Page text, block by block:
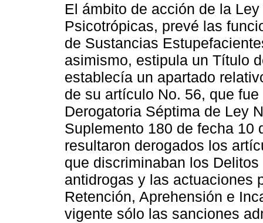
El ámbito de acción de la
Psicotrópicas, prevé las
de Sustancias
asimismo, estipula un Título
establecía un apartado
de su artículo No. 56, que
Derogatoria Séptima de Ley
Suplemento 180 de fecha 10
resultaron derogados los
que discriminaban los
antidrogas y las actuaciones
Retención, Aprehensión e
vigente sólo las sanciones